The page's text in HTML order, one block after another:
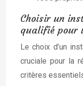
Choisir un
qualifié pour
Le choix d’un
cruciale pour la
critères